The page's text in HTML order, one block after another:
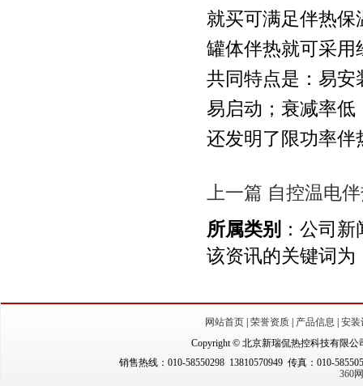
就买可满足伴热
罐体伴热就可采用
共同特点是：易安
易启动；衰减率低
还发明了限功率伴
上一篇 自控温电
所属类别 ：公司新
该资讯的关键词
网站首页 荣誉资质 产品信息
安装
Copyright © 北京新瑞侃热控科技有限公
销售热线：010-58550298 13810570949 传真：010-
360